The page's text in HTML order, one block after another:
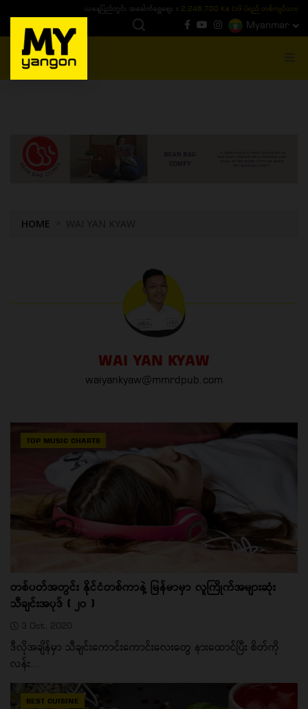
ယနေ့ပြည်တွင်း ၁၅ ပဲရည်ရွှေဈေး :3,770,000 - ပြင်ပပေါက်စျေး (၁၆ ပဲရည် တစ်ကျပ်
Myanmar
MENU
HOME WAI YAN KYAW
WAI YAN KYAW
waiyankyaw@mmrdpub.com
TOP MUSIC CHARTS
တစ်ပတ်အတွင်း နိုင်ငံတစ်ကာနဲ့ မြန်မာမှာ လူကြိုက်အများဆုံး
သီချင်းအပုဒ် ( ၂၀ )
3 Oct, 2020
ဒီလိုအချိန်မှာ သီချင်းကောင်းကောင်းလေးတွေ နားထောင်ပြီး စိတ်ကို
လန်း...
BEST CUISINE